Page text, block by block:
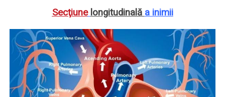
Secţiune longitudinală a inimii